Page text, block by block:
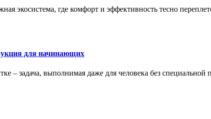
экосистема, где комфорт и эффективность тесно
для начинающих
– задача, выполнимая даже для человека без специальной